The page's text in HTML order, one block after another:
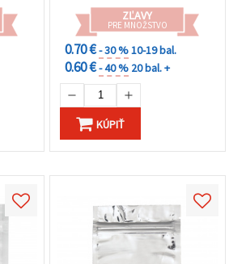
ZĽAVY
PRE MNOŽSTVO
0.70 €- 30 %10-19 bal.
0.60 €- 40 % 20 bal. +
KÚPIŤ